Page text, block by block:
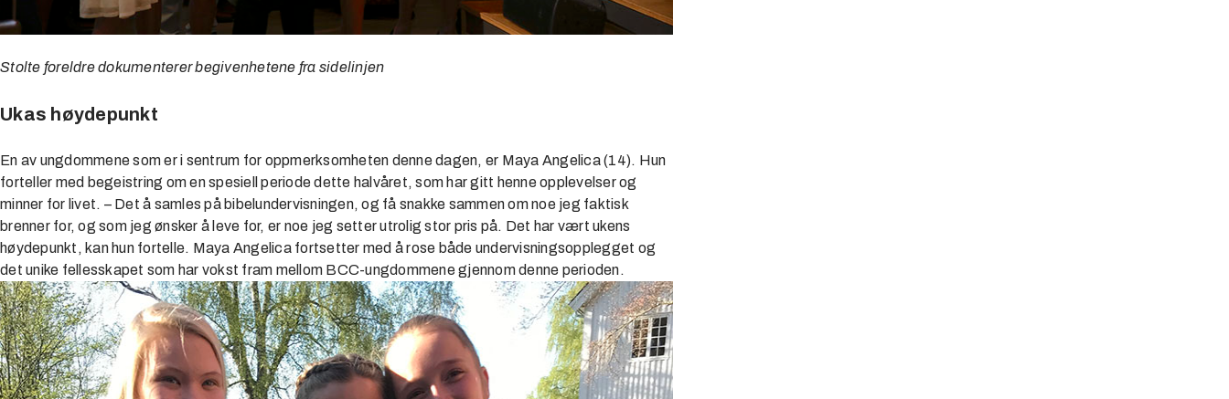
Stolte foreldre dokumenterer begivenhetene fra sidelinjen
Ukas høydepunkt
En av ungdommene som er i sentrum for oppmerksomheten denne dagen, er Maya Angelica (14). Hun
forteller med begeistring om en spesiell periode dette halvåret, som har gitt henne opplevelser og
minner for livet. – Det å samles på bibelundervisningen, og få snakke sammen om noe jeg faktisk
brenner for, og som jeg ønsker å leve for, er noe jeg setter utrolig stor pris på. Det har vært ukens
høydepunkt, kan hun fortelle. Maya Angelica fortsetter med å rose både undervisningsopplegget og
det unike fellesskapet som har vokst fram mellom BCC-ungdommene gjennom denne perioden.